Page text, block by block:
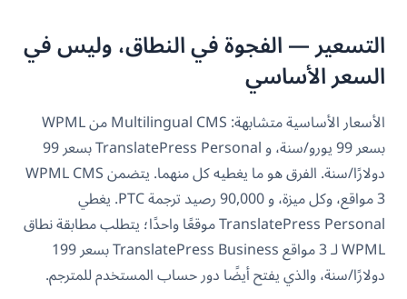
التسعير — الفجوة في النطاق، وليس في
السعر الأساسي
الأسعار الأساسية متشابهة: Multilingual CMS من WPML
بسعر 99 يورو/سنة، و TranslatePress Personal بسعر 99
دولارًا/سنة. الفرق هو ما يغطيه كل منهما. يتضمن WPML CMS
3 مواقع، وكل ميزة، و 90,000 رصيد ترجمة PTC. يغطي
TranslatePress Personal موقعًا واحدًا؛ يتطلب مطابقة نطاق
WPML لـ 3 مواقع TranslatePress Business بسعر 199
دولارًا/سنة، والذي يفتح أيضًا دور حساب المستخدم للمترجم.